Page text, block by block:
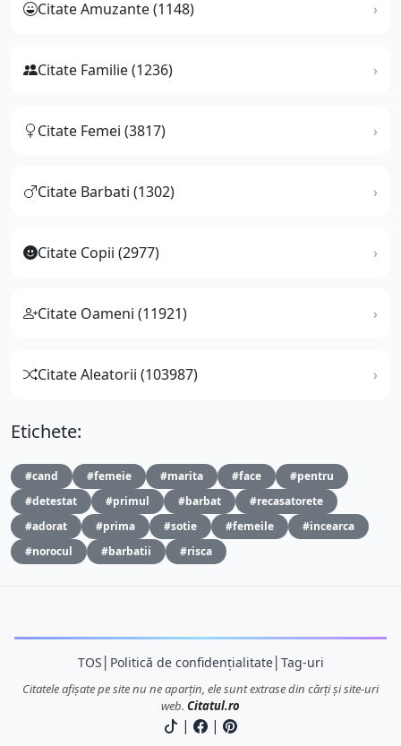
Citate Amuzante (1148)
Citate Familie (1236)
Citate Femei (3817)
Citate Barbati (1302)
Citate Copii (2977)
Citate Oameni (11921)
Citate Aleatorii (103987)
Etichete:
#cand #femeie #marita #face
#pentru
#detestat
#primul #barbat
#recasatorete
#adorat
#prima #sotie #femeile
#incearca
#norocul
#barbatii #risca
TOS Politică de confidențialitate│ Tag-uri
Citatele afișate pe site nu ne aparțin, ele sunt extrase din cărți și site-uri
web. Citatul.ro
| |